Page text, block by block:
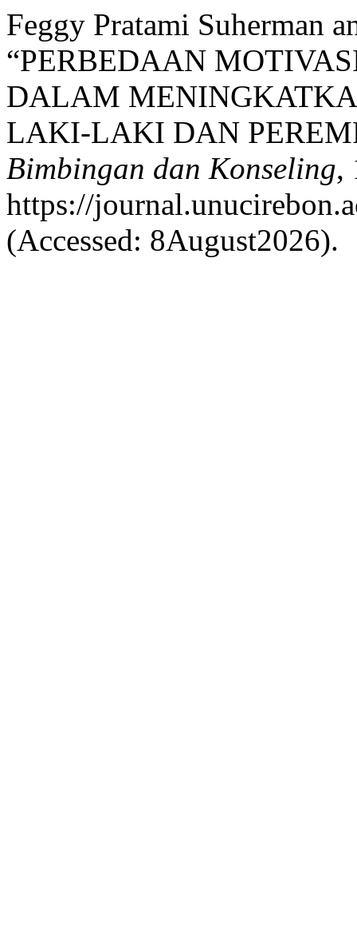
Feggy Pratami Suherman
“PERBEDAAN
DALAM
LAKI-LAKI DAN
Bimbingan dan Konseling,
https://
(Accessed: 8August2026).